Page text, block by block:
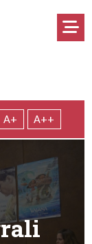
domyślna
A+ A++